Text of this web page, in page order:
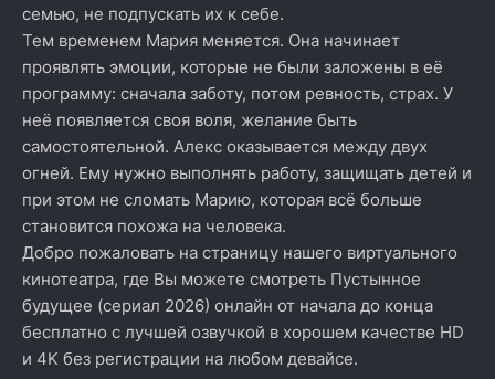
семью, не подпускать их к себе.
Тем временем Мария меняется. Она начинает
проявлять эмоции, которые не были заложены в её
программу: сначала заботу, потом ревность, страх. У
неё появляется своя воля, желание быть
самостоятельной. Алекс оказывается между двух
огней. Ему нужно выполнять работу, защищать детей и
при этом не сломать Марию, которая всё больше
становится похожа на человека.
Добро пожаловать на страницу нашего виртуального
кинотеатра, где Вы можете смотреть Пустынное
будущее (сериал 2026) онлайн от начала до конца
бесплатно с лучшей озвучкой в хорошем качестве HD
и 4K без регистрации на любом девайсе.